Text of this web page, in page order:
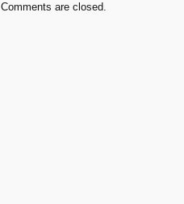
Comments are closed.